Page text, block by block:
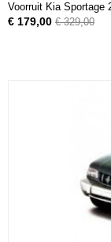
Voorruit Kia Sportage
€ 179,00 € 329,00